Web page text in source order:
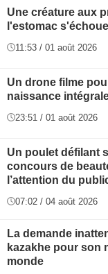
Une créature aux
l'estomac
11:53 / 01 août 2026
Un drone filme
naissance
23:51 / 01 août 2026
Un poulet défilant
concours de
l’attention du
07:02 / 04 août 2026
La demande
kazakhe pour son
monde